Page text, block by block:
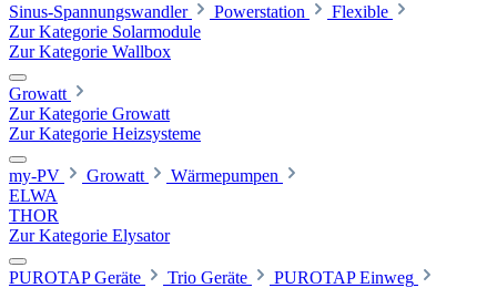
Sinus-Spannungswandler
Powerstation
Flexible
Zur Kategorie Solarmodule
Zur Kategorie Wallbox
Growatt
Zur Kategorie Growatt
Zur Kategorie Heizsysteme
my-PV Growatt
Wärmepumpen
ELWA
THOR
Zur Kategorie Elysator
PUROTAP Geräte Trio Geräte
PUROTAP Einweg